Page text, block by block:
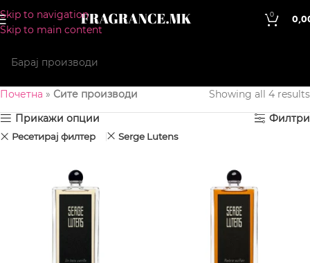
Skip to navigation
Skip to main content
0
Почетна » Сите производи
Showing all 4 results
Прикажи опции
Филтри
Ресетирај филтер Serge Lutens